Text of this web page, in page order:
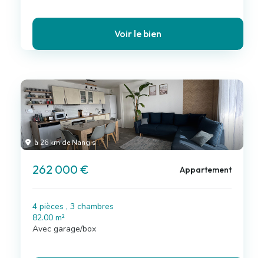
Voir le bien
à 26 km de Nangis
262 000 € Appartement
4 pièces , 3 chambres
82.00 m²
Avec garage/box